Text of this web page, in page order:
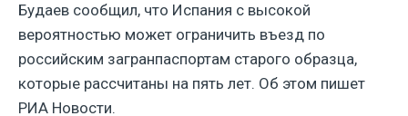
Будаев сообщил, что Испания с высокой
вероятностью может ограничить въезд по
российским загранпаспортам старого образца,
которые рассчитаны на пять лет. Об этом пишет
РИА Новости.